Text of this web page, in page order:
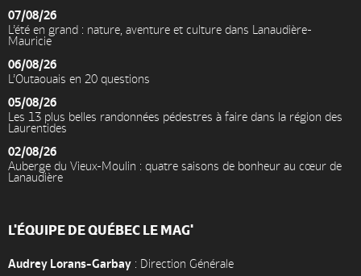
07/08/26
L’été en grand : nature, aventure et culture dans Lanaudière-
Mauricie
06/08/26
L’Outaouais en 20 questions
05/08/26
Les 13 plus belles randonnées pédestres à faire dans la région des
Laurentides
02/08/26
Auberge du Vieux-Moulin : quatre saisons de bonheur au cœur de
Lanaudière
L'ÉQUIPE DE QUÉBEC LE MAG'
Audrey Lorans-Garbay : Direction Générale